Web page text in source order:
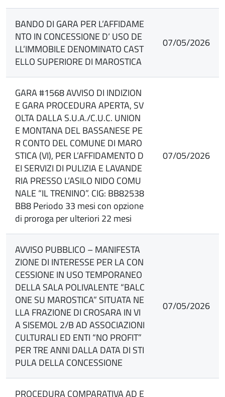
BANDO DI GARA PER L’AFFIDAME
NTO IN CONCESSIONE D‘ USO DE
LL’IMMOBILE DENOMINATO CAST
ELLO SUPERIORE DI MAROSTICA
07/05/2026
GARA #1568 AVVISO DI INDIZION
E GARA PROCEDURA APERTA, SV
OLTA DALLA S.U.A./C.U.C. UNION
E MONTANA DEL BASSANESE PE
R CONTO DEL COMUNE DI MARO
STICA (VI), PER L’AFFIDAMENTO D
EI SERVIZI DI PULIZIA E LAVANDE
RIA PRESSO L’ASILO NIDO COMU
NALE “IL TRENINO”. CIG: BB82538
BB8 Periodo 33 mesi con opzione
di proroga per ulteriori 22 mesi
07/05/2026
AVVISO PUBBLICO – MANIFESTA
ZIONE DI INTERESSE PER LA CON
CESSIONE IN USO TEMPORANEO
DELLA SALA POLIVALENTE “BALC
ONE SU MAROSTICA” SITUATA NE
LLA FRAZIONE DI CROSARA IN VI
A SISEMOL 2/B AD ASSOCIAZIONI
CULTURALI ED ENTI “NO PROFIT”
PER TRE ANNI DALLA DATA DI STI
PULA DELLA CONCESSIONE
07/05/2026
PROCEDURA COMPARATIVA AD E